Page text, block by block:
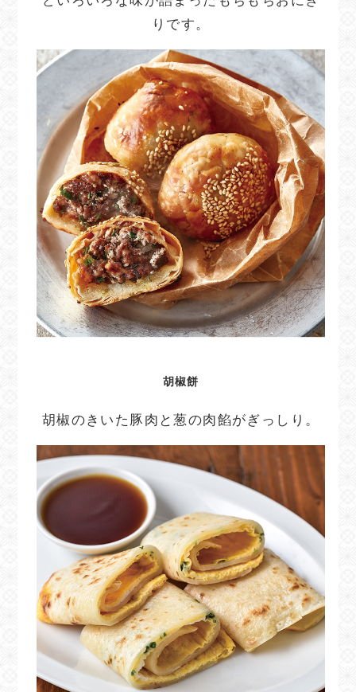
りです。
胡椒餅
胡椒のきいた豚肉と葱の肉餡がぎっしり。